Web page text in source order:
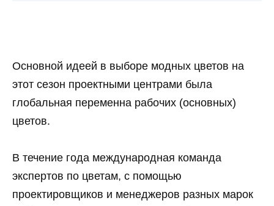
Основной идеей в выборе модных цветов на
этот сезон проектными центрами была
глобальная переменна рабочих (основных)
цветов.
В течение года международная команда
экспертов по цветам, с помощью
проектировщиков и менеджеров разных марок